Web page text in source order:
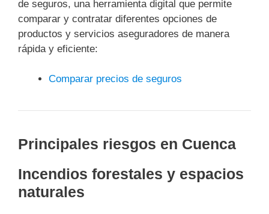
de seguros, una herramienta digital que permite
comparar y contratar diferentes opciones de
productos y servicios aseguradores de manera
rápida y eficiente:
Comparar precios de seguros
Principales riesgos en Cuenca
Incendios forestales y espacios
naturales